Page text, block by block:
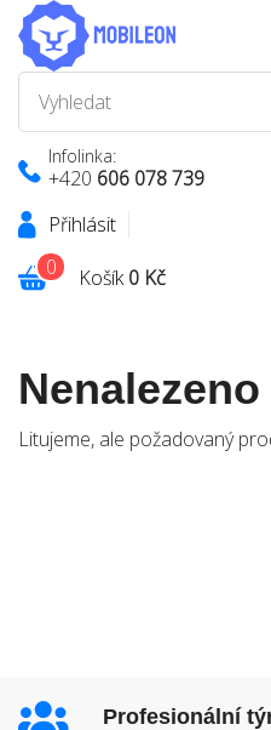
Infolinka:
+420 606 078 739
Přihlásit
Košík0 Kč
0
Nenalezeno
Litujeme, ale požadovaný
Profesionální